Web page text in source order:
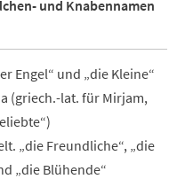
und Knabennamen
Engel“ und „die Kleine“
(griech.-lat. für Mirjam,
„die Freundliche“, „die
„die Blühende“